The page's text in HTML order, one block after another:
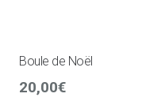
Boule de Noël
20,00€